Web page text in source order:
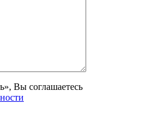
Вы соглашаетесь